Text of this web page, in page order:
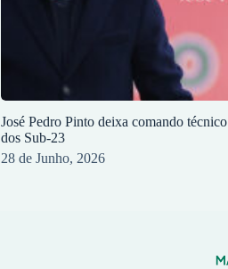
José Pedro Pinto deixa comando técnico
dos Sub-23
28 de Junho, 2026